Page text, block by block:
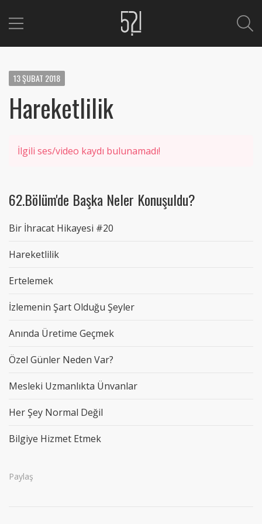
13ŞUBAT 2018
Hareketlilik
İlgili ses/video kaydı bulunamadı!
62.Bölüm'de Başka Neler Konuşuldu?
Bir İhracat Hikayesi #20
Hareketlilik
Ertelemek
İzlemenin Şart Olduğu Şeyler
Anında Üretime Geçmek
Özel Günler Neden Var?
Mesleki Uzmanlıkta Ünvanlar
Her Şey Normal Değil
Bilgiye Hizmet Etmek
Paylaş